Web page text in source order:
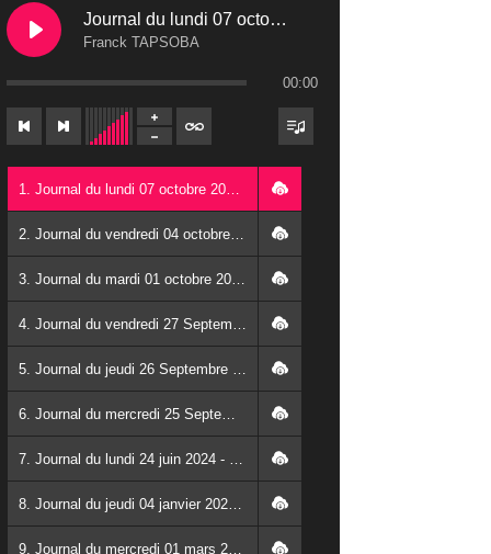
Journal du lundi 07 octobre 2024
Franck TAPSOBA
00:00